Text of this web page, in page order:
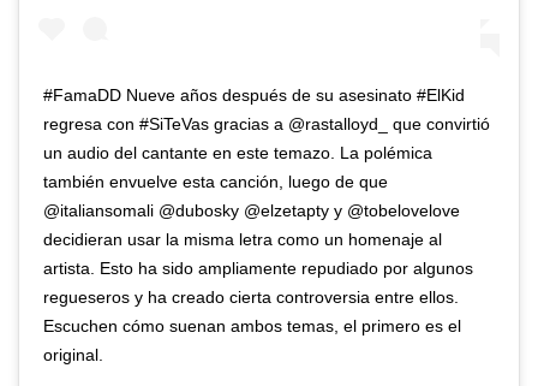
#FamaDD Nueve años después de su asesinato #ElKid
regresa con #SiTeVas gracias a @rastalloyd_ que convirtió
un audio del cantante en este temazo. La polémica
también envuelve esta canción, luego de que
@italiansomali @dubosky @elzetapty y @tobelovelove
decidieran usar la misma letra como un homenaje al
artista. Esto ha sido ampliamente repudiado por algunos
regueseros y ha creado cierta controversia entre ellos.
Escuchen cómo suenan ambos temas, el primero es el
original.